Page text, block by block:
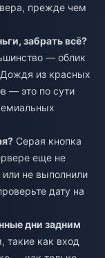
прежде чем
забрать всё?
— облик
из красных
— это по сути
Серая кнопка
еще не
не выполнили
дату на
дни задним
такие как вход